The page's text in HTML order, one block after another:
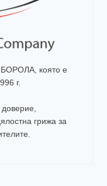
БОРОЛА , която е
г.
грижа за